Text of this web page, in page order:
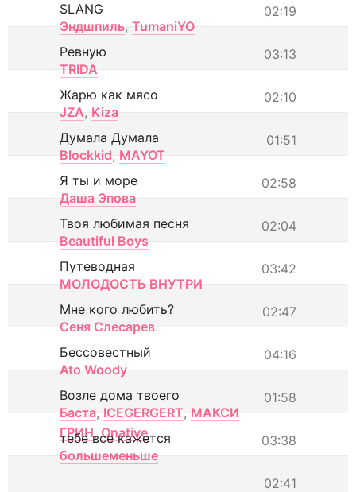
02:19
SLANG
Эндшпиль, TumaniYO
03:13
Ревную
TRIDA
02:10
Жарю как мясо
JZA, Kiza
01:51
Думала Думала
Blockkid, MAYOT
02:58
Я ты и море
Даша Эпова
02:04
Твоя любимая песня
Beautiful Boys
03:42
Путеводная
МОЛОДОСТЬ ВНУТРИ
02:47
Мне кого любить?
Сеня Слесарев
04:16
Бессовестный
Ato Woody
01:58
Возле дома твоего
Баста, ICEGERGERT, МАКСИ
ГРИН, Onative 03:38
тебе все кажется
большеменьше
02:41